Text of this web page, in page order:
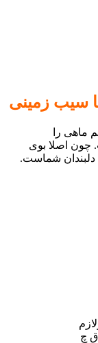
سیب زمینی
ماهی را
چون اصلا بوی
دلبندان شماست.